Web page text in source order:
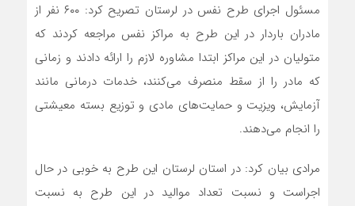
مسئول اجرای طرح نفس در لرستان تصریح کرد: ۶۰۰ نفر از
مادران باردار در این طرح به مراکز نفس مراجعه کردند که
متولیان در این مراکز ابتدا مشاوره لازم را ارائه دادند و زمانی
که مادر را از سقط منصرف می‌کنند، خدمات درمانی مانند
آزمایش، ویزیت و حمایت‌های مادی و توزیع بسته معیشتی
را انجام می‌دهند.
مرادی بیان کرد: در استان لرستان این طرح به خوبی در حال
اجراست و نسبت تعداد موالید در این طرح به نسبت